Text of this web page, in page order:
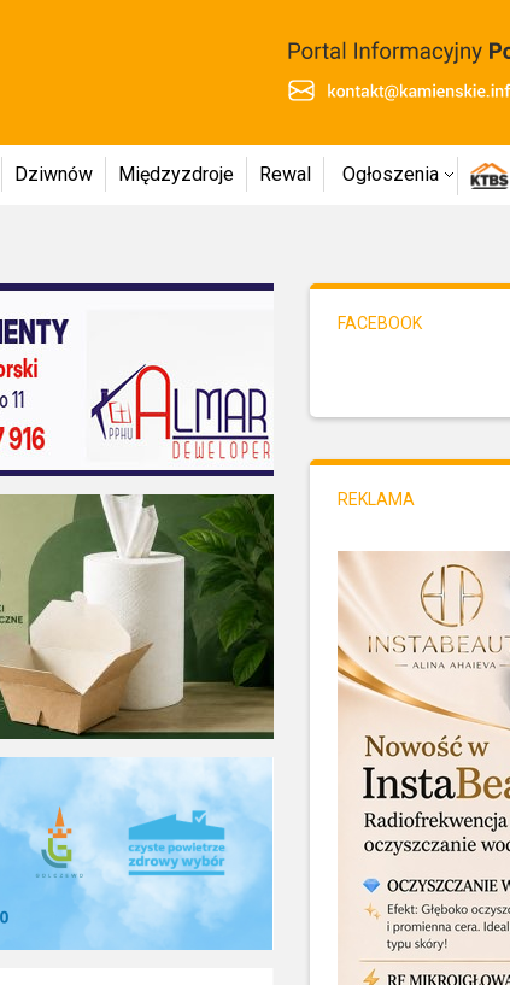
Dziwnów Międzyzdroje Rewal Ogłoszenia
FACEBOOK
REKLAMA